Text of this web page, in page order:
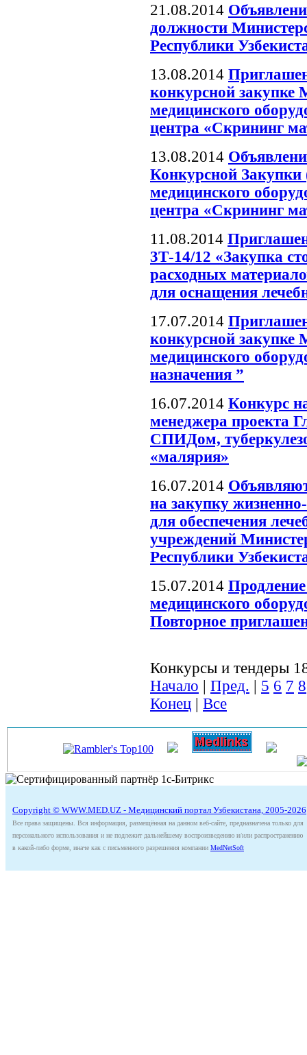
21.08.2014
должности
Республики
13.08.2014
конкурсной
медицинского
центра «Скрининг
13.08.2014
Конкурсной
медицинского
центра «Скрининг
11.08.2014
3Т-14/12 «Закупка
расходных
для оснащения
17.07.2014
конкурсной
медицинского
назначения ”
16.07.2014 Конкурс
менеджера проекта
СПИДом,
«малярия»
16.07.2014
на закупку
для обеспечения
учреждений
Республики
15.07.2014
медицинского
Повторное
Конкурсы и тендеры
Начало | Пред. | 5 6 7 8
Конец | Все
Copyright © WWW.MED.UZ - Медицинский портал Узбекистана, 2005-2026
Все права защищены. Вся информация, размещённая на данном веб-сайте, предназначена только для
персонального использования и не подлежит дальнейшему воспроизведению и/или распространению
в какой-либо форме, иначе как с письменного разрешения компании MedNetSoft